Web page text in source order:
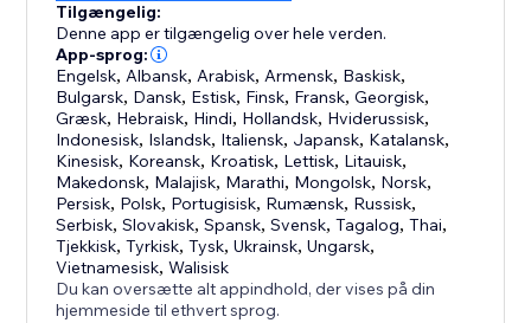
Tilgængelig:
Denne app er tilgængelig over hele verden.
App-sprog:
Engelsk, Albansk, Arabisk, Armensk, Baskisk,
Bulgarsk, Dansk, Estisk, Finsk, Fransk,Georgisk,
Græsk, Hebraisk, Hindi, Hollandsk, Hviderussisk,
Indonesisk, Islandsk, Italiensk, Japansk, Katalansk,
Kinesisk, Koreansk, Kroatisk, Lettisk, Litauisk,
Makedonsk, Malajisk, Marathi, Mongolsk, Norsk,
Persisk, Polsk, Portugisisk, Rumænsk, Russisk,
Serbisk,Slovakisk,Spansk,Svensk,Tagalog,Thai,
Tjekkisk,Tyrkisk,Tysk,Ukrainsk,Ungarsk,
Vietnamesisk,Walisisk
Du kan oversætte alt appindhold, der vises på din
hjemmeside til ethvert sprog.